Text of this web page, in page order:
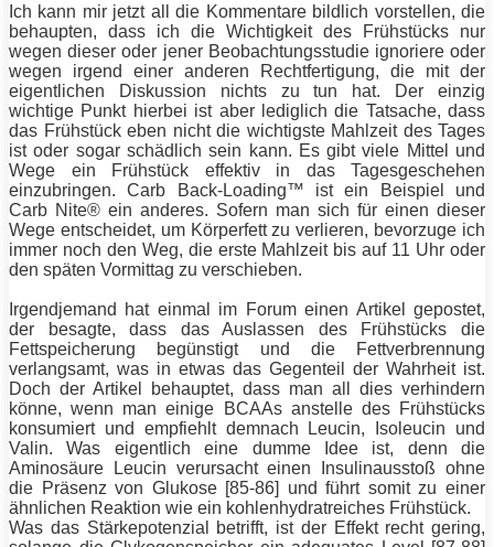
Ich kann mir jetzt all die Kommentare bildlich vorstellen, die
behaupten, dass ich die Wichtigkeit des Frühstücks nur
wegen dieser oder jener Beobachtungsstudie ignoriere oder
wegen irgend einer anderen Rechtfertigung, die mit der
eigentlichen Diskussion nichts zu tun hat. Der einzig
wichtige Punkt hierbei ist aber lediglich die Tatsache, dass
das Frühstück eben nicht die wichtigste Mahlzeit des Tages
ist oder sogar schädlich sein kann. Es gibt viele Mittel und
Wege ein Frühstück effektiv in das Tagesgeschehen
einzubringen. Carb Back-Loading™ ist ein Beispiel und
Carb Nite® ein anderes. Sofern man sich für einen dieser
Wege entscheidet, um Körperfettzu verlieren, bevorzuge ich
immer noch den Weg, die erste Mahlzeit bis auf 11 Uhr oder
den späten Vormittag zu verschieben.
Irgendjemand hat einmal im Forum einen Artikel gepostet,
der besagte, dass das Auslassen des Frühstücks die
Fettspeicherung begünstigt und die Fettverbrennung
verlangsamt, was in etwas das Gegenteil der Wahrheit ist.
Doch der Artikel behauptet, dass man all dies verhindern
könne, wenn man einige BCAAs anstelle des Frühstücks
konsumiert und empfiehlt demnach Leucin, Isoleucin und
Valin. Was eigentlich eine dumme Idee ist, denn die
Aminosäure Leucin verursacht einen Insulinausstoß ohne
die Präsenz von Glukose [85-86] und führt somit zu einer
ähnlichen Reaktion wie ein kohlenhydratreiches Frühstück.
Was das Stärkepotenzial betrifft, ist der Effekt recht gering,